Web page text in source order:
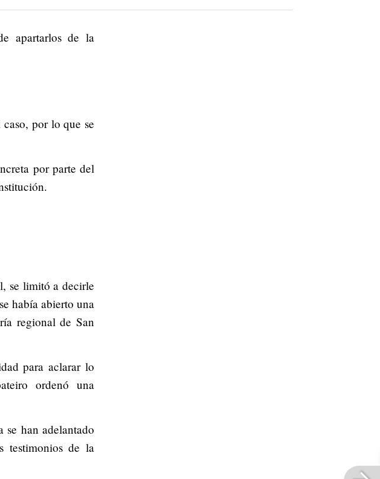
apartarlos de la
por lo que se
por parte del
se limitó a decirle
había abierto una
regional de San
para aclarar lo
ordenó una
han adelantado
testimonios de la